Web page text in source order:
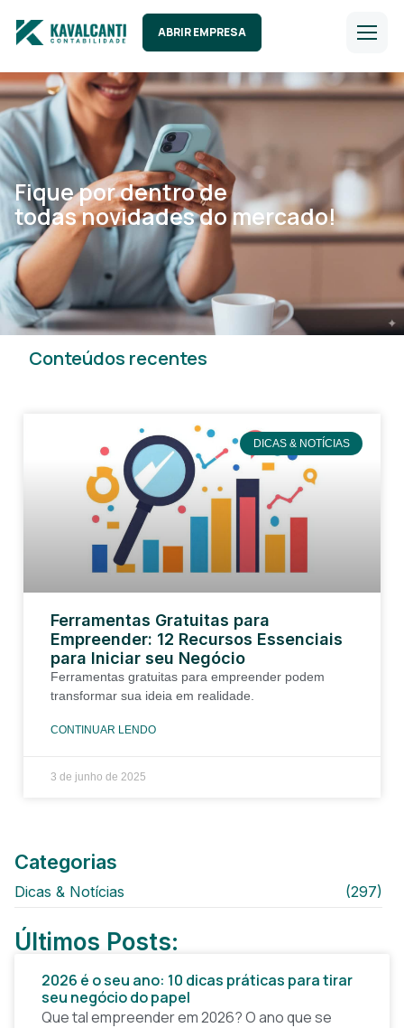
ABRIR EMPRESA
Fique por dentro de
todas novidades do mercado!
Conteúdos recentes
DICAS & NOTÍCIAS
Ferramentas Gratuitas para
Empreender: 12 Recursos Essenciais
para Iniciar seu Negócio
Ferramentas gratuitas para empreender podem
transformar sua ideia em realidade.
CONTINUAR LENDO
3 de junho de 2025
Categorias
Dicas & Notícias (297)
Últimos Posts:
2026 é o seu ano: 10 dicas práticas para tirar
seu negócio do papel
Que tal empreender em 2026? O ano que se